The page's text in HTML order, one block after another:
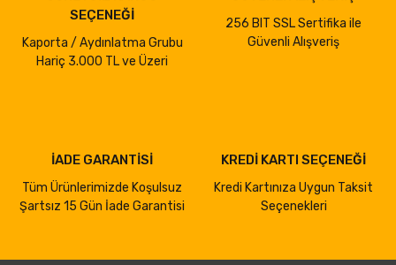
SEÇENEĞİ
Kaporta / Aydınlatma Grubu
Hariç 3.000 TL ve Üzeri
256 BIT SSL Sertifika ile
Güvenli Alışveriş
İADE GARANTİSİ
Tüm Ürünlerimizde Koşulsuz
Şartsız 15 Gün İade Garantisi
KREDİ KARTI SEÇENEĞİ
Kredi Kartınıza Uygun Taksit
Seçenekleri